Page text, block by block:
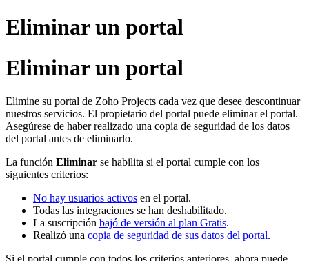
Eliminar un portal
Eliminar un portal
Elimine su portal de Zoho Projects cada vez que desee descontinuar
nuestros servicios. El propietario del portal puede eliminar el portal.
Asegúrese de haber realizado una copia de seguridad de los datos
del portal antes de eliminarlo.
La función Eliminar se habilita si el portal cumple con los
siguientes criterios:
No hay usuarios activos en el portal.
Todas las integraciones se han deshabilitado.
La suscripción bajó de versión al plan Gratis.
Realizó una copia de seguridad de sus datos del portal.